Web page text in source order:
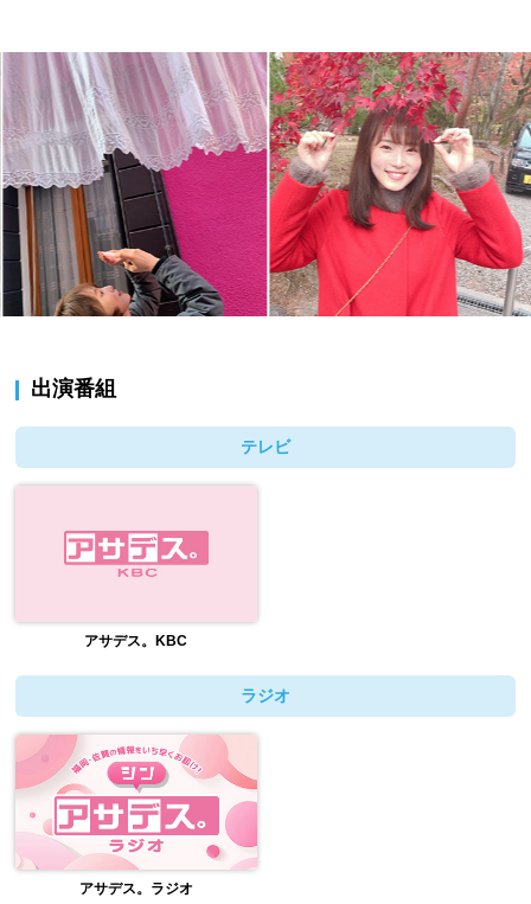
出演番組
テレビ
アサデス。KBC
ラジオ
アサデス。ラジオ